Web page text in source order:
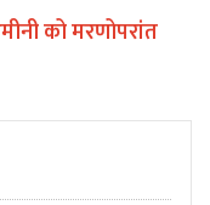
को मरणोपरांत